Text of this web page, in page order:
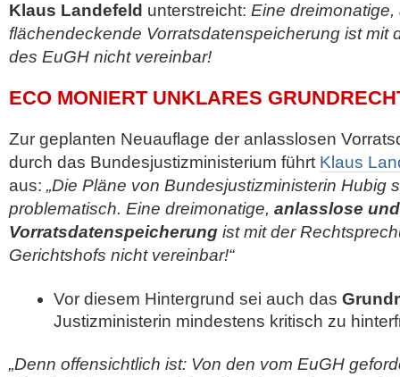
Klaus Landefeld unterstreicht: Eine
flächendeckende Vorratsdatenspeicherung ist mit
des EuGH nicht vereinbar!
ECO MONIERT UNKLARES
Zur geplanten Neuauflage der anlasslosen
durch das Bundesjustizministerium führt Klaus
aus: „Die Pläne von Bundesjustizministerin Hubig
problematisch. Eine dreimonatige, anlasslose
Vorratsdatenspeicherung ist mit der
Gerichtshofs nicht vereinbar!“
Vor diesem Hintergrund sei auch das
Justizministerin mindestens kritisch zu
„Denn offensichtlich ist: Von den vom EuGH